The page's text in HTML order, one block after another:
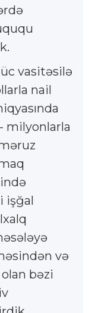
vasitəsilə
nail
milyonlarla
işğal
və
bəzi